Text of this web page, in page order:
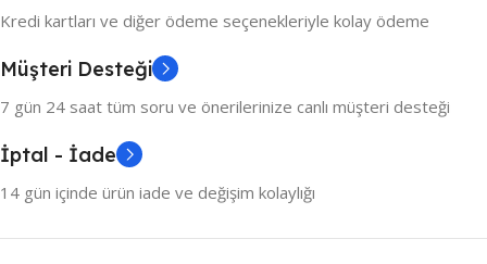
Kredi kartları ve diğer ödeme seçenekleriyle kolay ödeme
Müşteri Desteği
7 gün 24 saat tüm soru ve önerilerinize canlı müşteri desteği
İptal - İade
14 gün içinde ürün iade ve değişim kolaylığı